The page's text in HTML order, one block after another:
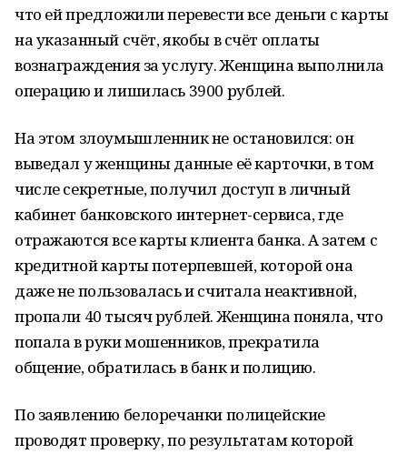
что ей предложили перевести все деньги с карты
на указанный счёт, якобы в счёт оплаты
вознаграждения за услугу. Женщина выполнила
операцию и лишилась 3900 рублей.
На этом злоумышленник не остановился: он
выведал у женщины данные её карточки, в том
числе секретные, получил доступ в личный
кабинет банковского интернет-сервиса, где
отражаются все карты клиента банка. А затем с
кредитной карты потерпевшей, которой она
даже не пользовалась и считала неактивной,
пропали 40 тысяч рублей. Женщина поняла, что
попала в руки мошенников, прекратила
общение, обратилась в банк и полицию.
По заявлению белоречанки полицейские
проводят проверку, по результатам которой